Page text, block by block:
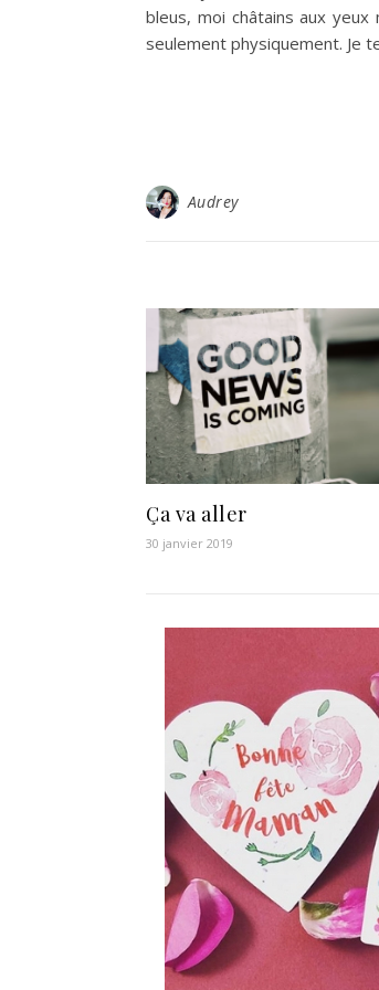
bleus, moi châtains aux
seulement physiquement. Je
Audrey
Ça va aller
30 janvier 2019